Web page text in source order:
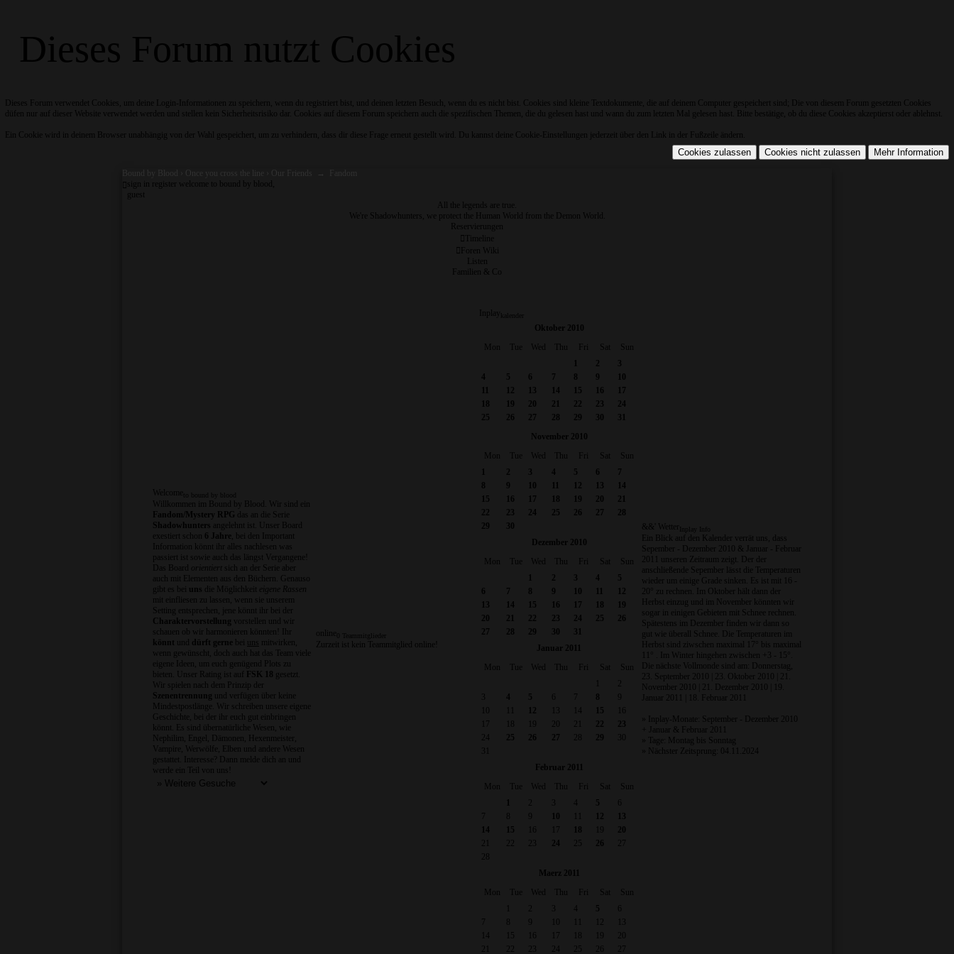
Dieses Forum nutzt Cookies
Dieses Forum verwendet Cookies, um deine Login-Informationen zu speichern, wenn du registriert bist, und deinen letzten Besuch, wenn du es nicht bist. Cookies sind kleine Textdokumente, die auf deinem Computer gespeichert sind; Die von diesem Forum gesetzten Cookies
düfen nur auf dieser Website verwendet werden und stellen kein Sicherheitsrisiko dar. Cookies auf diesem Forum speichern auch die spezifischen Themen, die du gelesen hast und wann du zum letzten Mal gelesen hast. Bitte bestätige, ob du diese Cookies akzeptierst oder ablehnst.
Ein Cookie wird in deinem Browser unabhängig von der Wahl gespeichert, um zu verhindern, dass dir diese Frage erneut gestellt wird. Du kannst deine Cookie-Einstellungen jederzeit über den Link in der Fußzeile ändern.
Bound by Blood › Once you cross the line › Our Friends →
Fandom
sign in register welcome to bound by blood,
guest
All the legends are true.
We're Shadowhunters, we protect the Human World from the Demon World.
Reservierungen
Timeline
Foren Wiki
Listen
Familien & Co
Welcome
Willkommen im Bound by Blood. Wir sind ein
Fandom/Mystery RPG das an die Serie
Shadowhunters angelehnt ist. Unser Board
exestiert schon
6 Jahre
, bei den Important
Information könnt ihr alles nachlesen was
passiert ist sowie auch das längst Vergangene!
Das Board
orientiert
sich an der Serie aber
auch mit Elementen aus den Büchern. Genauso
gibt es bei uns die Möglichkeit
eigene Rassen
mit einfliesen zu lassen, wenn sie unserem
Setting entsprechen, jene könnt ihr bei der
Charaktervorstellung vorstellen und wir
schauen ob wir harmonieren könnten! Ihr
könnt und dürft gerne uns mitwirken,
wenn gewünscht, doch auch hat das Team viele
eigene Ideen, um euch genügend Plots zu
bieten. Unser Rating ist auf
FSK 18
gesetzt.
Wir spielen nach dem Prinzip der
Szenentrennung und verfügen über keine
Mindestpostlänge. Wir schreiben unsere eigene
Geschichte, bei der ihr euch gut einbringen
könnt. Es sind übernatürliche Wesen, wie
Nephilim, Engel, Dämonen, Hexenmeister,
Vampire, Werwölfe, Elben und andere Wesen
gestattet. Interesse? Dann melde dich an und
werde ein Teil von uns!
online
Zurzeit ist kein Teammitglied online!
Inplay
Oktober 2010
Mon
Tue Wed Thu Fri Sat
Sun
2
4
5 6 7 9
12 14 15 16
17
19 20 21 22 23
24
25
26 27 28 29
November 2010
Mon
Tue Wed Thu Fri Sat
Sun
2 4 5 6
7
9 12
14
15
16 17 19 20
21
22
23 24 25 26 27
28
29
Dezember 2010
Mon
Tue Wed Thu Fri Sat
Sun
2 4
5
6
7 9
12
14 15 16 17
19
20
21 22 23 24 25
26
27
28 29
Januar 2011
Mon
Tue Wed Thu Fri Sat
Sun
2
4 5 7
12 15
17
20 21 22
23
24
25 26 27 28 29
Februar 2011
Mon
Tue Wed Thu Fri Sat
Sun
2 5
7
12
14
15 17
20
21
22 23 24 25 26
27
28
Maerz 2011
Mon
Tue Wed Thu Fri Sat
Sun
2 5
7
12
15 17
20
21
22 23 24 25 26
27
&&' Wetter
Ein Blick auf den Kalender verrät uns, dass
Sepember - Dezember 2010 & Januar - Februar
2011 unseren Zeitraum zeigt. Der der
anschließende Sepember lässt die Temperaturen
wieder um einige Grade sinken. Es ist mit 16 -
20° zu rechnen. Im Oktober hält dann der
Herbst einzug und im November könnten wir
sogar in einigen Gebieten mit Schnee rechnen.
Spätestens im Dezember finden wir dann so
gut wie überall Schnee. Die Temperaturen im
Herbst sind ziwschen maximal 17° bis maximal
11° . Im Winter hingehen zwischen +3 - 15°.
Die nächste Vollmonde sind am: Donnerstag,
23. September 2010 | 23. Oktober 2010 | 21.
November 2010 | 21. Dezember 2010 | 19.
Januar 2011 | 18. Februar 2011
» Inplay-Monate: September - Dezember 2010
+ Januar & Februar 2011
» Tage: Montag bis Sonntag
» Nächster Zeitsprung: 04.11.2024